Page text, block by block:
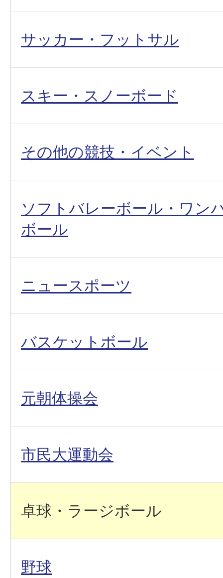
サッカー・フットサル
スキー・スノーボード
その他の競技・イベント
ソフトバレーボール・ワン
ボール
ニュースポーツ
バスケットボール
元朝体操会
市民大運動会
卓球・ラージボール
野球